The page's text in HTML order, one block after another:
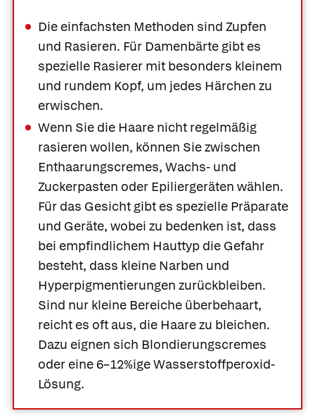
Die einfachsten Methoden sind Zupfen
und Rasieren. Für Damenbärte gibt es
spezielle Rasierer mit besonders kleinem
und rundem Kopf, um jedes Härchen zu
erwischen.
Wenn Sie die Haare nicht regelmäßig
rasieren wollen, können Sie zwischen
Enthaarungscremes, Wachs- und
Zuckerpasten oder Epiliergeräten wählen.
Für das Gesicht gibt es spezielle Präparate
und Geräte, wobei zu bedenken ist, dass
bei empfindlichem Hauttyp die Gefahr
besteht, dass kleine Narben und
Hyperpigmentierungen zurückbleiben.
Sind nur kleine Bereiche überbehaart,
reicht es oft aus, die Haare zu bleichen.
Dazu eignen sich Blondierungscremes
oder eine 6–12%ige Wasserstoffperoxid-
Lösung.